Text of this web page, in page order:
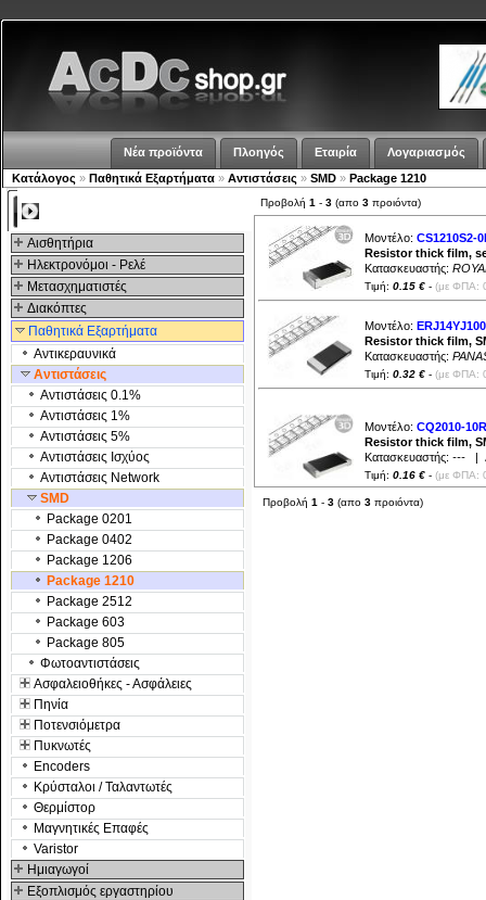
Νέα προϊόντα Πλοηγός Εταιρία
Λογαριασμός
Κατάλογος » Παθητικά Εξαρτήματα » Αντιστάσεις » SMD » Package 1210
Αισθητήρια
Ηλεκτρονόμοι - Ρελέ
Μετασχηματιστές
Διακόπτες
Παθητικά Εξαρτήματα
Αντικεραυνικά
Αντιστάσεις
Αντιστάσεις 0.1%
Αντιστάσεις 1%
Αντιστάσεις 5%
Αντιστάσεις Ισχύος
Αντιστάσεις Network
SMD
Package 0201
Package 0402
Package 1206
Package 1210
Package 2512
Package 603
Package 805
Φωτοαντιστάσεις
Ασφαλειοθήκες - Ασφάλειες
Πηνία
Ποτενσιόμετρα
Πυκνωτές
Encoders
Κρύσταλοι / Ταλαντωτές
Θερμίστορ
Μαγνητικές Επαφές
Varistor
Hμιαγωγοί
Εξοπλισμός εργαστηρίου
Προβολή 1 - 3 (απο 3 προιόντα)
Μοντέλο: CS1210S2-
Resistor thick film,
Κατασκευαστής:
Τιμή: 0.15 € - (με ΦΠΑ:
Μοντέλο:
Resistor thick film,
Κατασκευαστής:
Τιμή: 0.32 € - (με ΦΠΑ:
Μοντέλο: CQ2010-
Resistor thick film,
Κατασκευαστής: --- |
Τιμή: 0.16 € - (με ΦΠΑ:
Προβολή 1 - 3 (απο 3 προιόντα)